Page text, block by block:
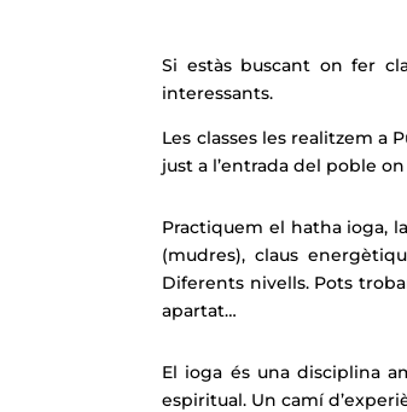
Si estàs buscant on fer
interessants.
Les classes les realitzem a
just a l’entrada del poble
Practiquem el hatha ioga,
(mudres), claus
Diferents nivells. Pots
apartat…
El ioga és una disciplina
espiritual. Un camí